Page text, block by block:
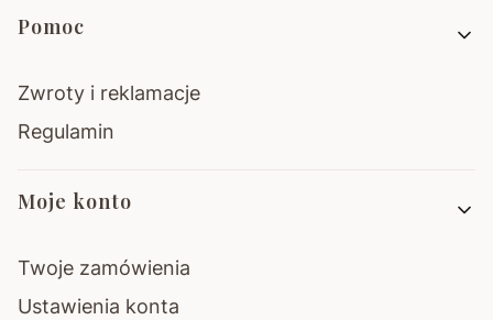
Linki w stopce
Pomoc
Zwroty i reklamacje
Regulamin
Moje konto
Twoje zamówienia
Ustawienia konta